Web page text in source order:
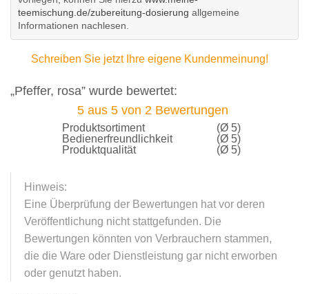
teemischung.de/zubereitung-dosierung allgemeine
Informationen nachlesen.
Schreiben Sie jetzt Ihre eigene Kundenmeinung!
„Pfeffer, rosa” wurde bewertet:
5 aus 5 von 2 Bewertungen
Produktsortiment
(Ø 5)
Bedienerfreundlichkeit
(Ø 5)
Produktqualität
(Ø 5)
Hinweis:
Eine Überprüfung der Bewertungen hat vor deren
Veröffentlichung nicht stattgefunden. Die
Bewertungen könnten von Verbrauchern stammen,
die die Ware oder Dienstleistung gar nicht erworben
oder genutzt haben.